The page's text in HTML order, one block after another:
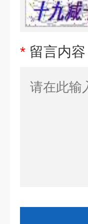
* 留言内容